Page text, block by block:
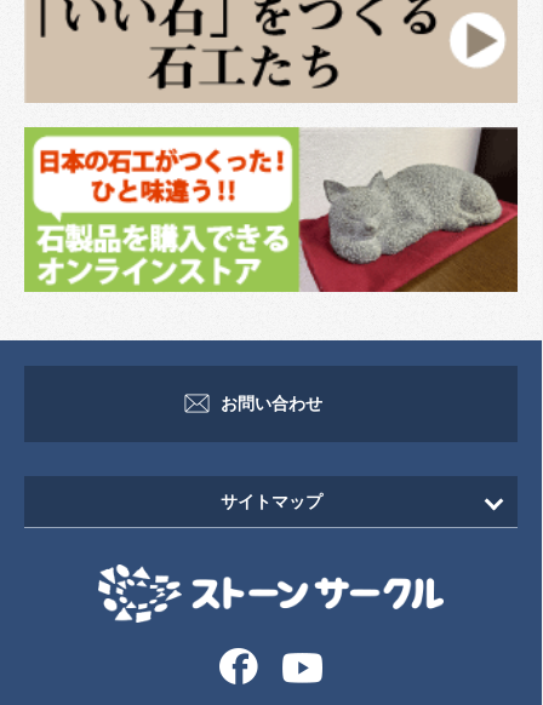
お問い合わせ
サイトマップ
HOME
新着情報
イベント・セミナー情報